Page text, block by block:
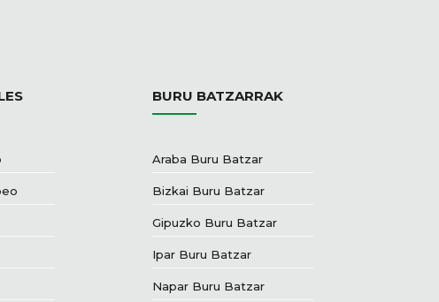
BURU BATZARRAK
Araba Buru Batzar
Bizkai Buru Batzar
Gipuzko Buru Batzar
Ipar Buru Batzar
Napar Buru Batzar